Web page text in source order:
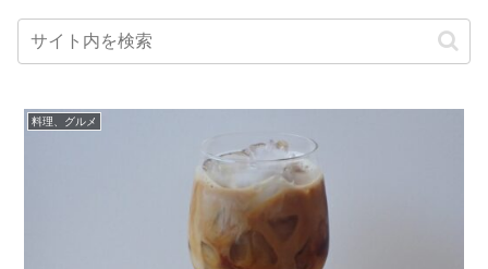
料理、グルメ